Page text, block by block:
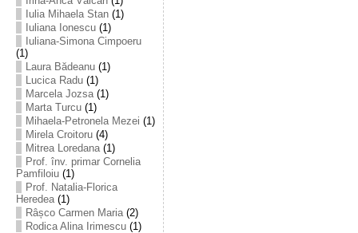
Iulia Mihaela Stan(1)
Iuliana Ionescu(1)
Iuliana-Simona Cimpoeru
(1)
Laura Bădeanu(1)
Lucica Radu(1)
Marcela Jozsa(1)
Marta Turcu(1)
Mihaela-Petronela Mezei (1)
Mirela Croitoru(4)
Mitrea Loredana(1)
Prof. înv. primar Cornelia
Pamfiloiu(1)
Prof. Natalia-Florica
Heredea(1)
Râșco Carmen Maria(2)
Rodica Alina Irimescu(1)